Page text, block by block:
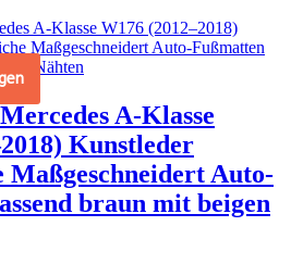
A-Klasse
Kunstleder
Maßgeschneidert Auto-
braun mit beigen